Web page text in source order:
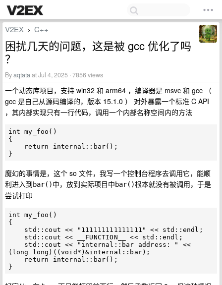
V2EX › C++
困扰几天的问题，这是被 gcc 优化了吗
？
Byaqtataat Jul 4, 2025 · 7856 views
一个动态库项目，支持 win32 和 arm64 ，编译器是 msvc 和 gcc （
gcc 是自己从源码编译的，版本 15.1.0 ） 对外暴露一个标准 C API
，其内部实现只有一行代码，调用一个内部名称空间内的方法
int my_foo()
{
魔幻的事情是，这个 so 文件，我写一个控制台程序去调用它，能顺
利进入到bar()中，放到实际项目中bar()根本就没有被调用，于是
尝试打印
int my_foo()
{
(long long)((void*)&internal::bar);